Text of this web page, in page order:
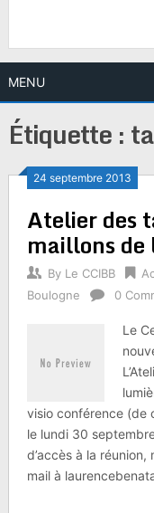
MENU
Étiquette :
24 septembre 2013
Atelier des
maillons de
By Le CCIBB
Boulogne
0
Le
visio conférence (de
le lundi 30
d’accès à la
mail à